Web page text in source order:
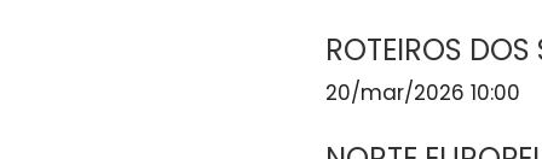
ROTEIROS
20/mar/2026 10:00